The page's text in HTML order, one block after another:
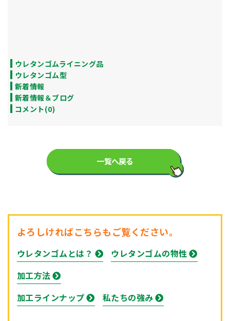
ウレタンゴムライニング品
ウレタンゴム型
新着情報
新着情報＆ブログ
コメント(0)
一覧へ戻る
よろしければこちらもご覧ください。
ウレタンゴムとは？
ウレタンゴムの物性
加工方法
加工ラインナップ
私たちの強み